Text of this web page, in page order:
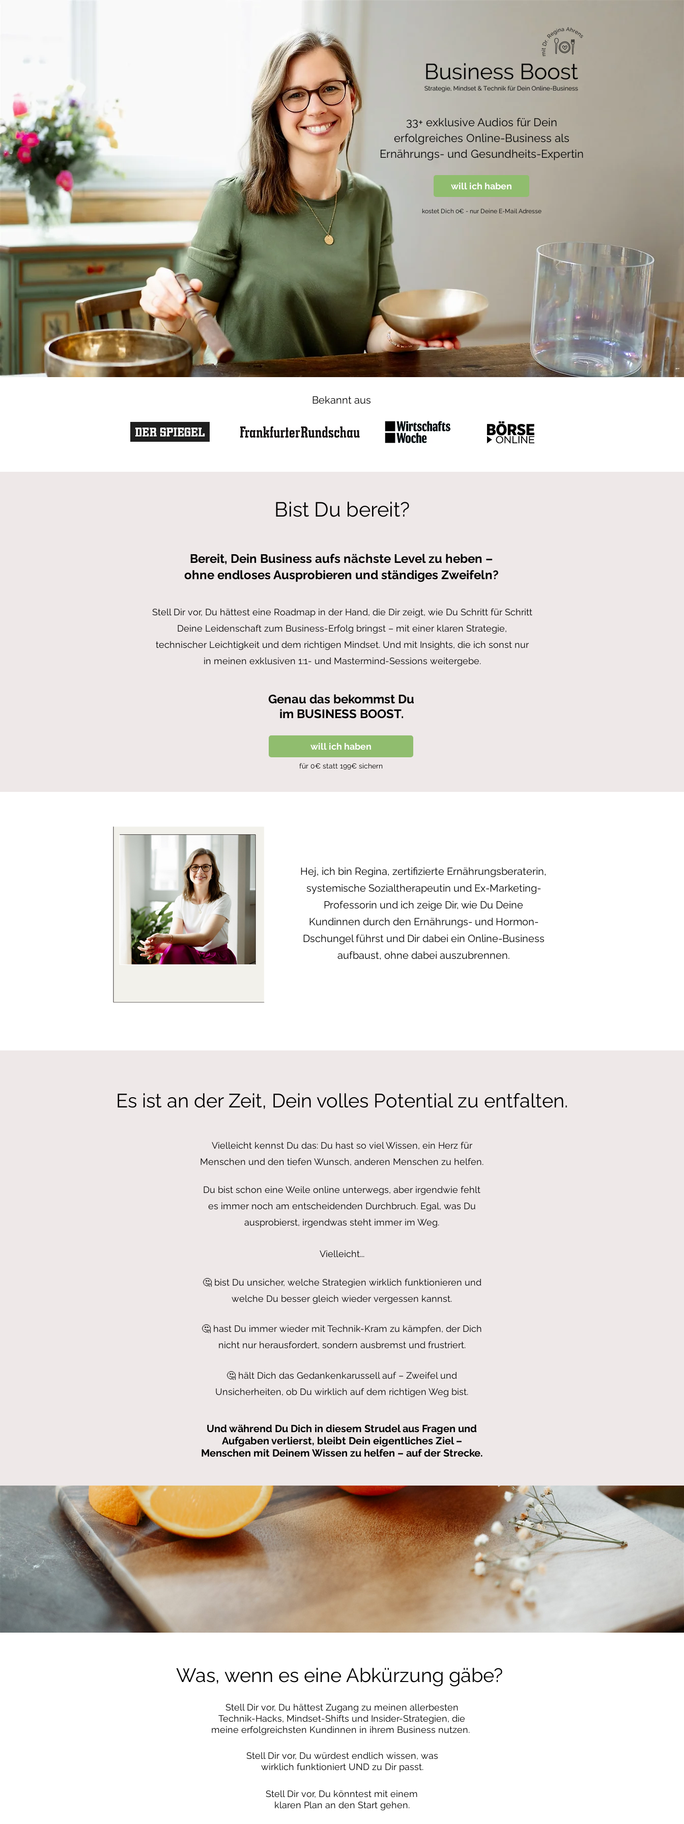
33+ exklusive Audios für Dein
erfolgreiches Online-Business als
Ernährungs- und Gesundheits-Expertin
will ich haben
kostet Dich 0€ - nur Deine E-Mail Adresse
Bekannt aus
Bist Du bereit?
Bereit, Dein Business aufs nächste Level zu heben –
ohne endloses Ausprobieren und ständiges Zweifeln?
Stell Dir vor, Du hättest eine Roadmap in der Hand, die Dir zeigt, wie Du Schritt für Schritt
Deine Leidenschaft zum Business-Erfolg bringst – mit einer klaren Strategie,
technischer Leichtigkeit und dem richtigen Mindset. Und mit Insights, die ich sonst nur
in meinen exklusiven 1:1- und Mastermind-Sessions weitergebe.
Genau das bekommst Du
im BUSINESS BOOST.
will ich haben
für 0€ statt 199€ sichern
Hej, ich bin Regina, zertifizierte Ernährungsberaterin,
systemische Sozialtherapeutin und Ex-Marketing-
Professorin und ich zeige Dir, wie Du Deine
Kundinnen durch den Ernährungs- und Hormon-
Dschungel führst und Dir dabei ein Online-Business
aufbaust, ohne dabei auszubrennen.
Es ist an der Zeit, Dein volles Potential zu entfalten.
Vielleicht kennst Du das: Du hast so viel Wissen, ein Herz für
Menschen und den tiefen Wunsch, anderen Menschen zu helfen.
Du bist schon eine Weile online unterwegs, aber irgendwie fehlt
es immer noch am entscheidenden Durchbruch. Egal, was Du
ausprobierst, irgendwas steht immer im Weg.
Vielleicht...
🤔 bist Du unsicher, welche Strategien wirklich funktionieren und
welche Du besser gleich wieder vergessen kannst.
🤔 hast Du immer wieder mit Technik-Kram zu kämpfen, der Dich
nicht nur herausfordert, sondern ausbremst und frustriert.
🤔 hält Dich das Gedankenkarussell auf – Zweifel und
Unsicherheiten, ob Du wirklich auf dem richtigen Weg bist.
Und während Du Dich in diesem Strudel aus Fragen und
Aufgaben verlierst, bleibt Dein eigentliches Ziel –
Menschen mit Deinem Wissen zu helfen – auf der Strecke.
Was, wenn es eine Abkürzung gäbe?
Stell Dir vor, Du hättest Zugang zu meinen allerbesten
Technik-Hacks, Mindset-Shifts und Insider-Strategien, die
meine erfolgreichsten Kundinnen in ihrem Business nutzen.
Stell Dir vor, Du würdest endlich wissen, was
wirklich funktioniert UND zu Dir passt.
Stell Dir vor, Du könntest mit einem
klaren Plan an den Start gehen.